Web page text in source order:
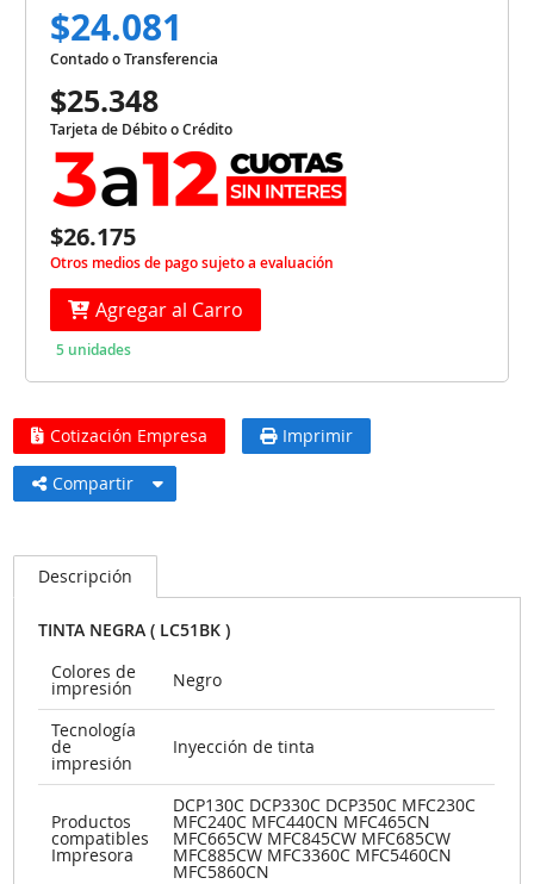
$24.081
Contado o Transferencia
$25.348
Tarjeta de Débito o Crédito
$26.175
Otros medios de pago sujeto a evaluación
Agregar al Carro
5 unidades
Cotización Empresa Imprimir
Compartir
Descripción
TINTA NEGRA ( LC51BK )
Colores de
impresión Negro
Tecnología
de
impresión
Inyección de tinta
Productos
compatibles
Impresora
DCP130C DCP330C DCP350C MFC230C
MFC240C MFC440CN MFC465CN
MFC665CW MFC845CW MFC685CW
MFC885CW MFC3360C MFC5460CN
MFC5860CN